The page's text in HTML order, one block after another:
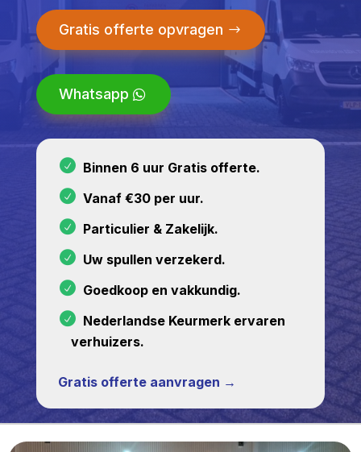
Gratis offerte opvragen
Whatsapp
Binnen 6 uur Gratis offerte.
Vanaf €30 per uur.
Particulier & Zakelijk.
Uw spullen verzekerd.
Goedkoop en vakkundig.
Nederlandse Keurmerk ervaren
verhuizers.
Gratis offerte aanvragen →